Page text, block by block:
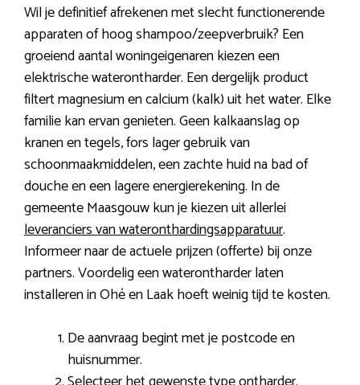
Wil je definitief afrekenen met slecht functionerende
apparaten of hoog shampoo/zeepverbruik? Een
groeiend aantal woningeigenaren kiezen een
elektrische waterontharder. Een dergelijk product
filtert magnesium en calcium (kalk) uit het water. Elke
familie kan ervan genieten. Geen kalkaanslag op
kranen en tegels, fors lager gebruik van
schoonmaakmiddelen, een zachte huid na bad of
douche en een lagere energierekening. In de
gemeente Maasgouw kun je kiezen uit allerlei
leveranciers van wateronthardingsapparatuur.
Informeer naar de actuele prijzen (offerte) bij onze
partners. Voordelig een waterontharder laten
installeren in Ohé en Laak hoeft weinig tijd te kosten.
De aanvraag begint met je postcode en
huisnummer.